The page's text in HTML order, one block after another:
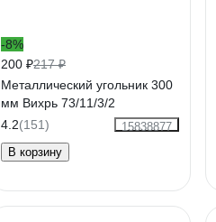
-8%
200 ₽217 ₽
Металлический угольник 300
мм Вихрь 73/11/3/2
4.2(151)
15838877
В корзину